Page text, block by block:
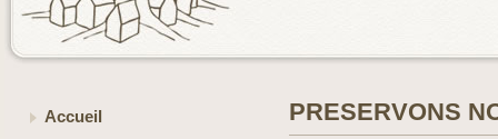
Accueil
PRESERVONS